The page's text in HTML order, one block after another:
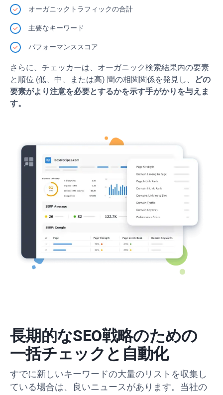
オーガニックトラフィックの合計
主要なキーワード
パフォーマンススコア
さらに、チェッカーは、オーガニック検索結果内の要素
と順位 (低、中、または高) 間の相関関係を発見し、
どの
要素がより注意を必要とするかを示す手がかりを与えま
す。
長期的なSEO戦略のための
一括チェックと自動化
すでに新しいキーワードの大量のリストを収集し
ている場合は、良いニュースがあります。当社の